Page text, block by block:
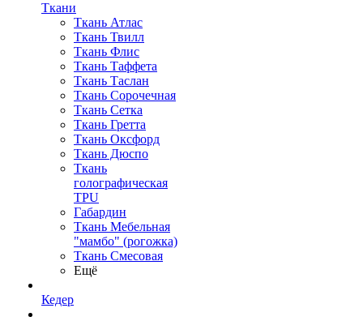
Ткани
Ткань Атлас
Ткань Твилл
Ткань Флис
Ткань Таффета
Ткань Таслан
Ткань Сорочечная
Ткань Сетка
Ткань Гретта
Ткань Оксфорд
Ткань Дюспо
Ткань
голографическая
TPU
Габардин
Ткань Мебельная
"мамбо" (рогожка)
Ткань Смесовая
Ещё
Кедер